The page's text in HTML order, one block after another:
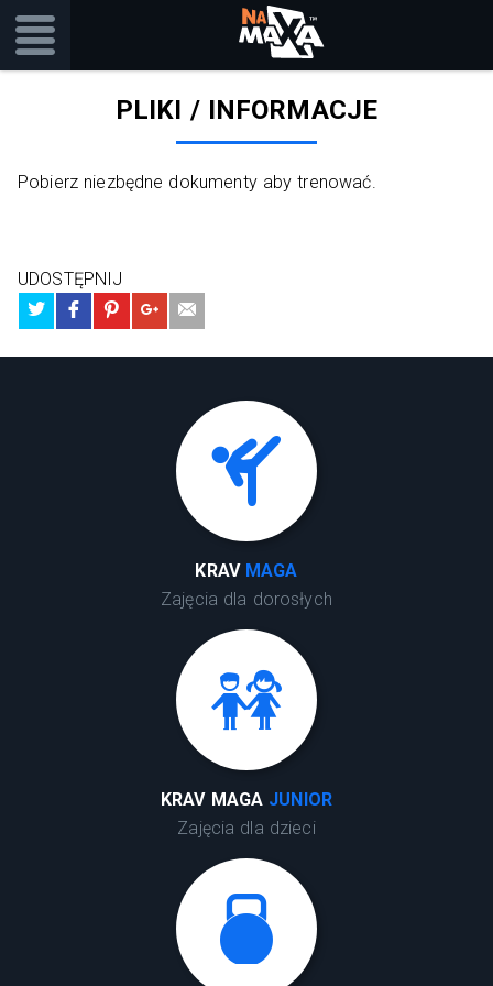
PLIKI / INFORMACJE
Pobierz niezbędne dokumenty aby trenować.
UDOSTĘPNIJ
KRAV MAGA
Zajęcia dla dorosłych
KRAV MAGA JUNIOR
Zajęcia dla dzieci